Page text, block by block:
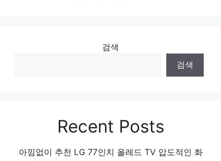
검색
검색
Recent Posts
아낌없이 추천 LG 77인치 올레드 TV 압도적인 화